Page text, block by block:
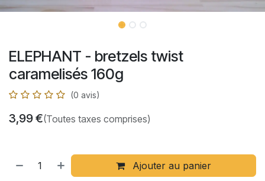
ELEPHANT - bretzels twist
caramelisés 160g
(0 avis)
3,99€(Toutes taxes comprises)
Ajouter au panier